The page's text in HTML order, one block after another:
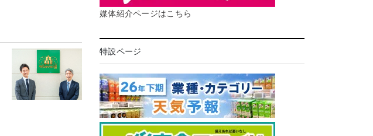
媒体紹介ページはこちら
特設ページ